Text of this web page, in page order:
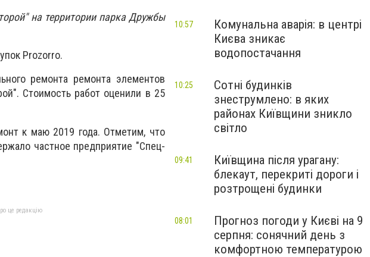
на территории парка Дружбы
Prozorro.
ремонта ремонта элементов
Стоимость работ оценили в 25
к маю 2019 года. Отметим, что
частное предприятие "Спец-
це редакцію
Комунальна аварія: в центрі
Києва зникає
водопостачання
10:57
Сотні будинків
знеструмлено: в яких
районах Київщини зникло
світло
10:25
Київщина після урагану:
блекаут, перекриті дороги і
розтрощені будинки
09:41
Прогноз погоди у Києві на 9
серпня: сонячний день з
комфортною температурою
08:01